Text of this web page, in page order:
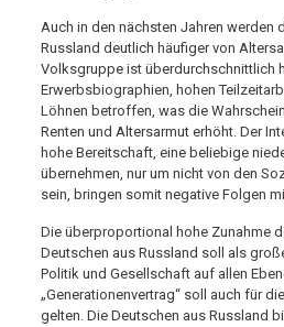
Auch in den nächsten Jahren werden
Russland deutlich häufiger von
Volksgruppe ist überdurchschnittlich
Erwerbsbiographien, hohen
Löhnen betroffen, was die
Renten und Altersarmut erhöht. Der
hohe Bereitschaft, eine beliebige
übernehmen, nur um nicht von den
sein, bringen somit negative Folgen
Die überproportional hohe Zunahme
Deutschen aus Russland soll als
Politik und Gesellschaft auf allen
„Generationenvertrag“ soll auch für
gelten. Die Deutschen aus Russland